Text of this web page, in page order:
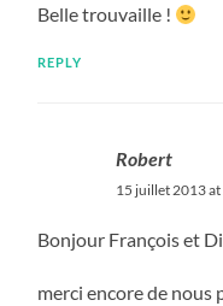
Belle trouvaille !
REPLY
Robert
15 juillet 2013
Bonjour François et
merci encore de nous